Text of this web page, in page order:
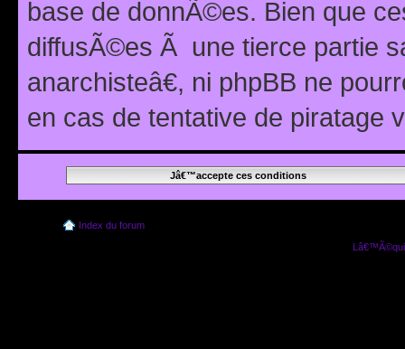
base de donnÃ©es. Bien que
diffusÃ©es Ã une tierce partie
anarchisteâ€, ni phpBB ne
en cas de tentative de piratage
Index du forum